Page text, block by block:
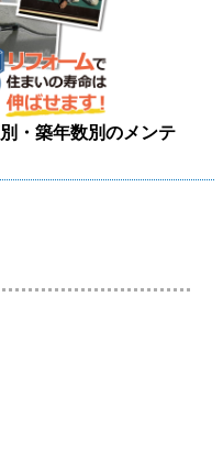
・築年数別のメンテ